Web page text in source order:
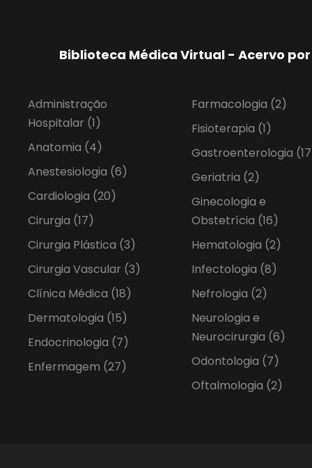
Biblioteca Médica Virtual - Acervo
Administração
Hospitalar (1)
Anatomia (4)
Anestesiologia (6)
Cardiologia (20)
Cirurgia (17)
Cirurgia Plástica (3)
Cirurgia Vascular (3)
Clínica Médica (18)
Dermatologia (15)
Endocrinologia (7)
Enfermagem (27)
Farmacologia (2)
Fisioterapia (1)
Gastroenterologia
Geriatria (2)
Ginecologia e
Obstetrícia (16)
Hematologia (2)
Infectologia (8)
Nefrologia (2)
Neurologia e
Neurocirurgia (6)
Odontologia (7)
Oftalmologia (2)